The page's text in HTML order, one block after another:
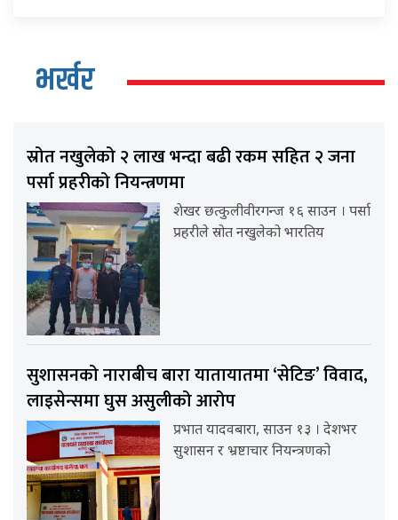
भर्खर
स्रोत नखुलेको २ लाख भन्दा बढी रकम सहित २ जना
पर्सा प्रहरीको नियन्त्रणमा
शेखर छत्कुलीवीरगन्ज १६ साउन । पर्सा
प्रहरीले स्रोत नखुलेको भारतिय
सुशासनको नाराबीच बारा यातायातमा ‘सेटिङ’ विवाद,
लाइसेन्समा घुस असुलीको आरोप
प्रभात यादवबारा, साउन १३ । देशभर
सुशासन र भ्रष्टाचार नियन्त्रणको